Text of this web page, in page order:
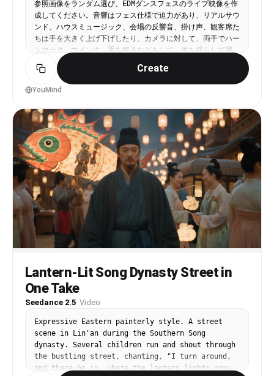
超広角レンズによるセルフィー風クローズアップ。
たこ焼き職人が鉄板の前に立ち、その横で湯気が勢いよく立ち
上る。
広角レンズ特有の迫力ある遠近感。
祭囃子が即座に始まる。
背景には提灯の灯りと大勢の祭り客。
子供たちの歓声。
### 【00:02〜00:04】
高速な手持ちショット。
* 生地が鉄板に流し込まれる
* タコが素早く投入される
* 職人がたこ焼きを一気に回転させる
* 湯気が勢いよく立ち上る
* ソースが豪快にかけられる
調理ASMRが音楽に重なる。
### 【00:04〜00:06】
広角追従ショット。
屋台に客が集まる。
* 現金や電子決済が素早く行われる
* 焼きたてのたこ焼きが手渡される
* 浴衣姿の人々が行き交う
参照画像をランダム選び、EDMダンスフェスのライブ映像を作
成してください。音響はフェス仕様で迫力があり、リアルサウ
ンド、ハウスミュージック、会場の反響音、掛け声、観客席た
ちは手を大きく上げ下げしたり、カメラに対して、両手でハー
トマーク、ウインク、手を振るなどをして、体を揺らして踊
り、熱狂している。偶にドローンカメラによる上空からの映像
やDJブースの映像に切り替わる。Create
YouMind
Lantern-Lit Song Dynasty Street in
One Take
Seedance 2.5· Video
Expressive Eastern painterly style. A street
scene in Lin'an during the Southern Song
dynasty. Several children run and shout through
the bustling street, chanting, "I turn around,
and there he is, where the lantern lights grow